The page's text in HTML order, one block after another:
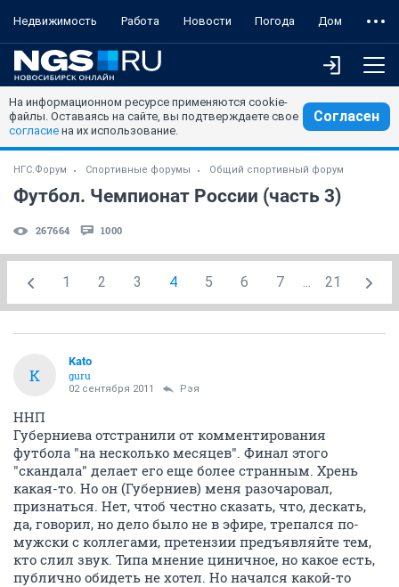
Недвижимость Работа Новости Погода Дом
На информационном ресурсе применяются cookie-
файлы. Оставаясь на сайте, вы подтверждаете свое
согласие на их использование.
Согласен
НГС.Форум Спортивные форумы Общий спортивный форум
Футбол. Чемпионат России (часть 3)
267664 1000
1 2 3 4 5 6 7 ... 21
K
Kato
guru
02 сентября 2011 Рэя
ННП
Губерниева отстранили от комментирования
футбола "на несколько месяцев". Финал этого
"скандала" делает его еще более странным. Хрень
какая-то. Но он (Губерниев) меня разочаровал,
признаться. Нет, чтоб честно сказать, что, дескать,
да, говорил, но дело было не в эфире, трепался по-
мужски с коллегами, претензии предъявляйте тем,
кто слил звук. Типа мнение циничное, но какое есть,
публично обидеть не хотел. Но начался какой-то